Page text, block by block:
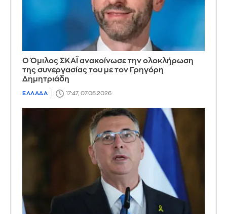
Ο Όμιλος ΣΚΑΪ ανακοίνωσε την ολοκλήρωση
της συνεργασίας του με τον Γρηγόρη
Δημητριάδη
ΕΛΛΑΔΑ 17:47, 07.08.2026